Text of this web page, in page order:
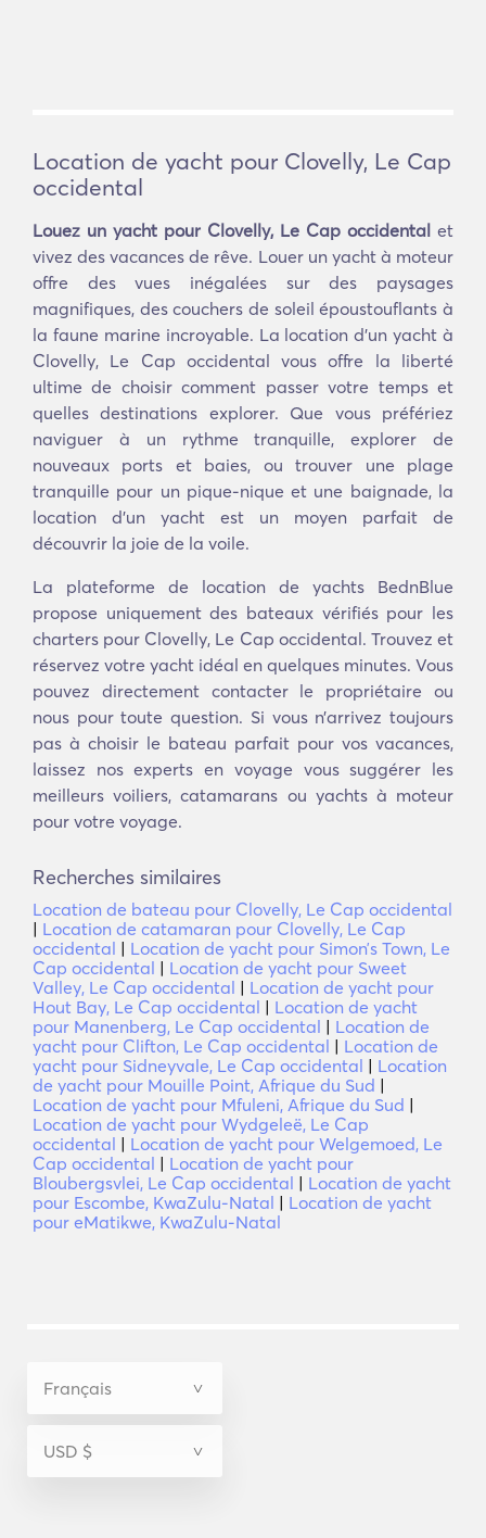
Location de yacht pour Clovelly, Le Cap
occidental
Louez un yacht pour Clovelly, Le Cap occidental et
vivez des vacances de rêve. Louer un yacht à moteur
offre des vues inégalées sur des paysages
magnifiques, des couchers de soleil époustouflants à
la faune marine incroyable. La location d'un yacht à
Clovelly, Le Cap occidental vous offre la liberté
ultime de choisir comment passer votre temps et
quelles destinations explorer. Que vous préfériez
naviguer à un rythme tranquille, explorer de
nouveaux ports et baies, ou trouver une plage
tranquille pour un pique-nique et une baignade, la
location d'un yacht est un moyen parfait de
découvrir la joie de la voile.
La plateforme de location de yachts BednBlue
propose uniquement des bateaux vérifiés pour les
charters pour Clovelly, Le Cap occidental. Trouvez et
réservez votre yacht idéal en quelques minutes. Vous
pouvez directement contacter le propriétaire ou
nous pour toute question. Si vous n’arrivez toujours
pas à choisir le bateau parfait pour vos vacances,
laissez nos experts en voyage vous suggérer les
meilleurs voiliers, catamarans ou yachts à moteur
pour votre voyage.
Recherches similaires
Location de bateau pour Clovelly, Le Cap occidental
| Location de catamaran pour Clovelly, Le Cap
occidental | Location de yacht pour Simonʼs Town, Le
Cap occidental | Location de yacht pour Sweet
Valley, Le Cap occidental | Location de yacht pour
Hout Bay, Le Cap occidental | Location de yacht
pour Manenberg, Le Cap occidental | Location de
yacht pour Clifton, Le Cap occidental | Location de
yacht pour Sidneyvale, Le Cap occidental | Location
de yacht pour Mouille Point, Afrique du Sud |
Location de yacht pour Mfuleni, Afrique du Sud |
Location de yacht pour Wydgeleë, Le Cap
occidental | Location de yacht pour Welgemoed, Le
Cap occidental | Location de yacht pour
Bloubergsvlei, Le Cap occidental | Location de yacht
pour Escombe, KwaZulu-Natal | Location de yacht
pour eMatikwe, KwaZulu-Natal